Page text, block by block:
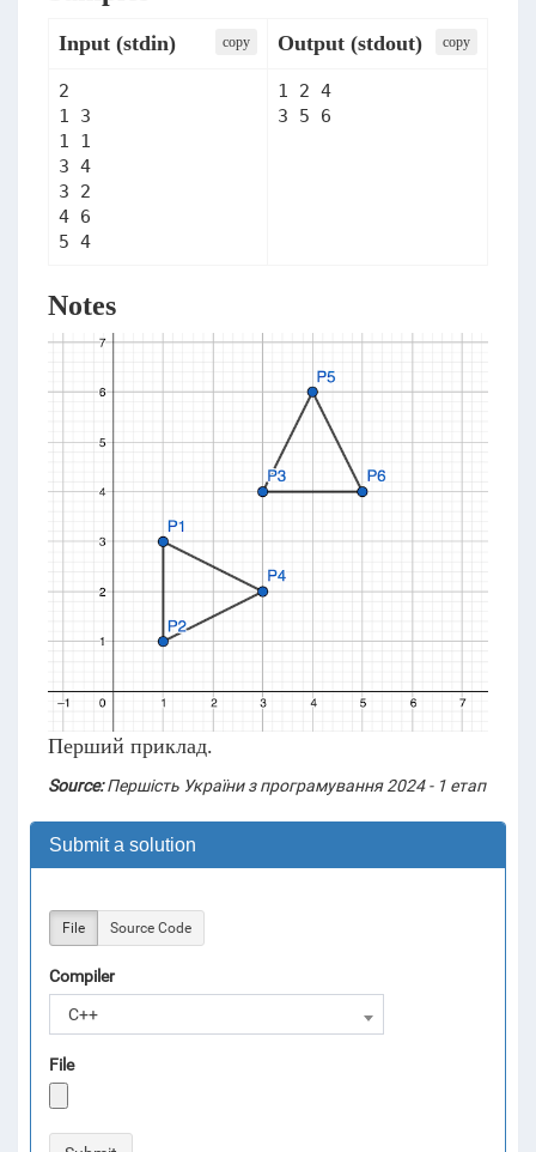
Input (stdin) сopy Output (stdout) сopy
2
1 3
1 1
3 4
3 2
4 6
1 2 4
3 5 6
Notes
Перший приклад.
Source:Першість України з програмування 2024 - 1 етап
Submit a solution
File Source Code
Compiler
C++
File